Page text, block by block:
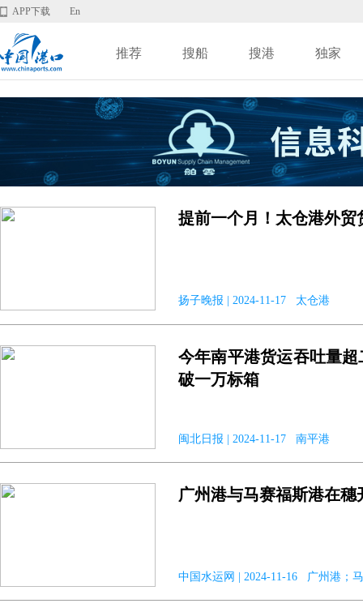
APP下载 En
推荐 搜船 搜港 独家
提前一个月！太仓港外贸
扬子晚报 | 2024-11-17 太仓港
今年南平港货运吞吐量
破一万标箱
闽北日报 | 2024-11-17 南平港
广州港与马赛福斯港在
中国水运网 | 2024-11-16 广州港；